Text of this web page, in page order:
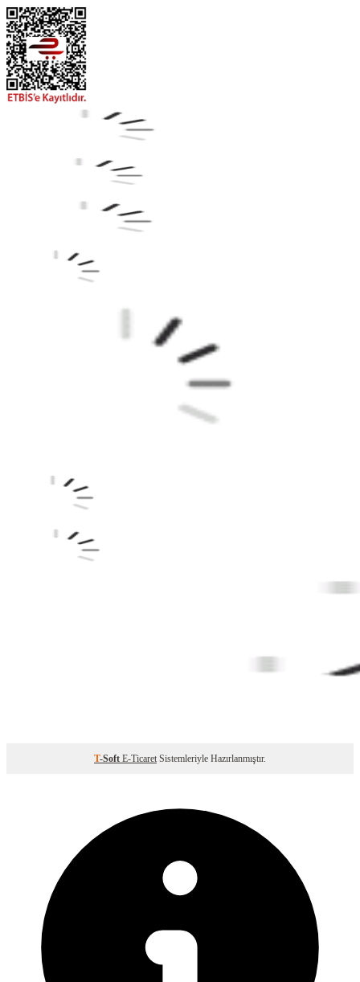
T-Soft E-Ticaret Sistemleriyle Hazırlanmıştır.